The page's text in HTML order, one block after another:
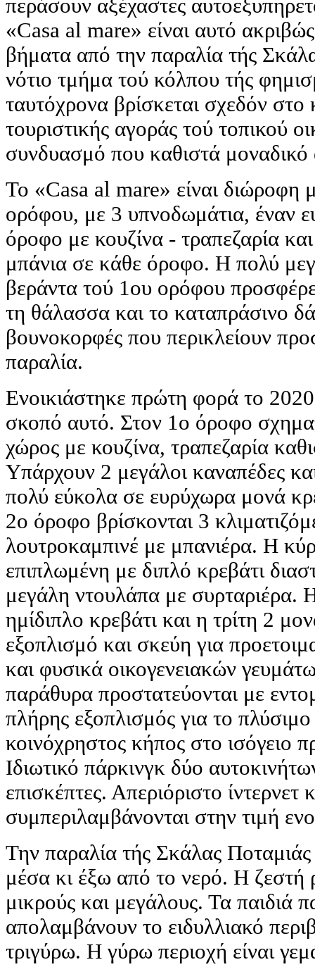
περάσουν αξέχαστες
«Casa al mare» είναι αυτό
βήματα από την παραλία τής
νότιο τμήμα τού κόλπου τής
ταυτόχρονα βρίσκεται σχεδόν στο
τουριστικής αγοράς τού τοπικού
συνδυασμό που καθιστά μοναδικό
Το «Casa al mare» είναι διώροφη
ορόφου, με 3 υπνοδωμάτια, έναν
όροφο με κουζίνα - τραπεζαρία
μπάνια σε κάθε όροφο. Η πολύ
βεράντα τού 1ου ορόφου
τη θάλασσα και το καταπράσινο
βουνοκορφές που περικλείουν
παραλία.
Ενοικιάστηκε πρώτη φορά το 2020
σκοπό αυτό. Στον 1ο όροφο
χώρος με κουζίνα, τραπεζαρία
Υπάρχουν 2 μεγάλοι καναπέδες
πολύ εύκολα σε ευρύχωρα μονά
2ο όροφο βρίσκονται 3
λουτροκαμπινέ με μπανιέρα. Η
επιπλωμένη με διπλό κρεβάτι
μεγάλη ντουλάπα με συρταριέρα.
ημίδιπλο κρεβάτι και η τρίτη 2
εξοπλισμό και σκεύη για
και φυσικά οικογενειακών
παράθυρα προστατεύονται με
πλήρης εξοπλισμός για το
κοινόχρηστος κήπος στο ισόγειο
Ιδιωτικό πάρκινγκ δύο
επισκέπτες. Απεριόριστο ίντερνετ
συμπεριλαμβάνονται στην τιμή
Την παραλία τής Σκάλας
μέσα κι έξω από το νερό. Η ζεστή
μικρούς και μεγάλους. Τα παιδιά
απολαμβάνουν το ειδυλλιακό
τριγύρω. Η γύρω περιοχή είναι